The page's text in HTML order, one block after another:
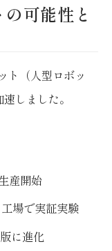
可能性と
ト（人型ロボッ
しました。
産開始
場で実証実験
に進化